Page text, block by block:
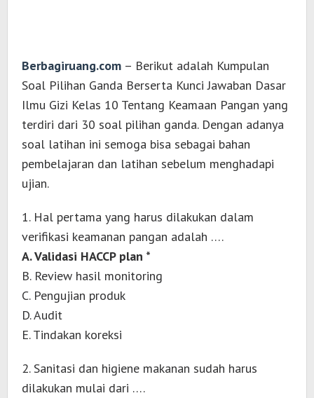
Berbagiruang.com – Berikut adalah Kumpulan
Soal Pilihan Ganda Berserta Kunci Jawaban Dasar
Ilmu Gizi Kelas 10 Tentang Keamaan Pangan yang
terdiri dari 30 soal pilihan ganda. Dengan adanya
soal latihan ini semoga bisa sebagai bahan
pembelajaran dan latihan sebelum menghadapi
ujian.
1. Hal pertama yang harus dilakukan dalam
verifikasi keamanan pangan adalah ….
A. Validasi HACCP plan *
B. Review hasil monitoring
C. Pengujian produk
D. Audit
E. Tindakan koreksi
2. Sanitasi dan higiene makanan sudah harus
dilakukan mulai dari ….